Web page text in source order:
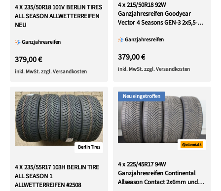
4 X 235/50R18 101V BERLIN TIRES
ALL SEASON ALLWETTERREIFEN
NEU
Ganzjahresreifen
379,00 €
inkl. MwSt. zzgl. Versandkosten
4 x 215/50R18 92W
Ganzjahresreifen Goodyear
Vector 4 Seasons GEN-3 2x5,5-
Ganzjahresreifen
379,00 €
inkl. MwSt. zzgl. Versandkosten
Berlin Tires
4 X 235/55R17 103H BERLIN TIRE
ALL SEASON 1
ALLWETTERREIFEN #2508
Neu eingetroffen
4 x 225/45R17 94W
Ganzjahresreifen Continental
Allseason Contact 2x6mm und